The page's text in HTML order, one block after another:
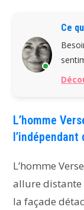
Ce
L’homme
L’homme
allure distante
la façade